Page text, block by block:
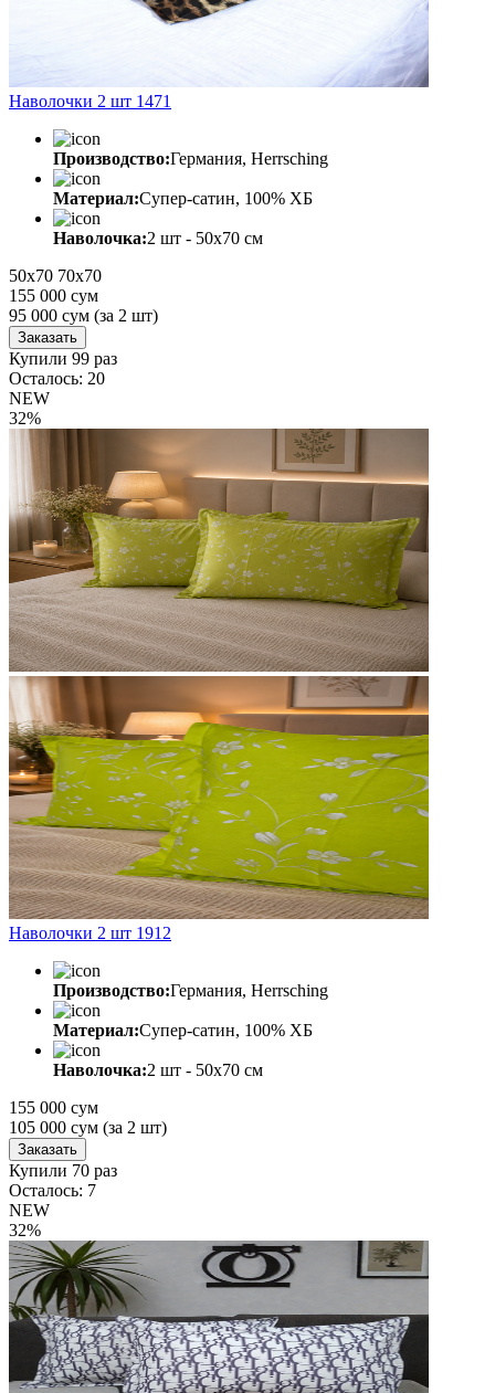
Наволочки 2 шт 1471
Производство:Германия, Herrsching
Материал:Супер-сатин, 100% ХБ
Наволочка:2 шт - 50x70 см
50х70 70х70
155 000 сум
95 000 сум (за 2 шт)
Заказать
Купили 99 раз
Осталось: 20
NEW
32%
Наволочки 2 шт 1912
Производство:Германия, Herrsching
Материал:Супер-сатин, 100% ХБ
Наволочка:2 шт - 50x70 см
155 000 сум
105 000 сум (за 2 шт)
Заказать
Купили 70 раз
Осталось: 7
NEW
32%